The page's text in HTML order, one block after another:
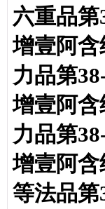
六重品第
增壹阿
力品第
增壹阿
力品第
增壹阿
等法品第